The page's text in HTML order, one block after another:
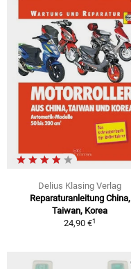
Delius Klasing Verlag
Reparaturanleitung China,
Taiwan, Korea
24,90 €1